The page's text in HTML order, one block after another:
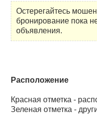
Остерегайтесь
бронирование пока
объявления.
Расположение
Красная отметка -
Зеленая отметка -